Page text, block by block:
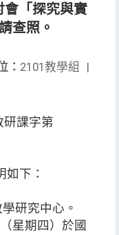
會「探究與實
查照。
： 2101教學組 |
研課字第
下：
研究中心。
星期四）於國